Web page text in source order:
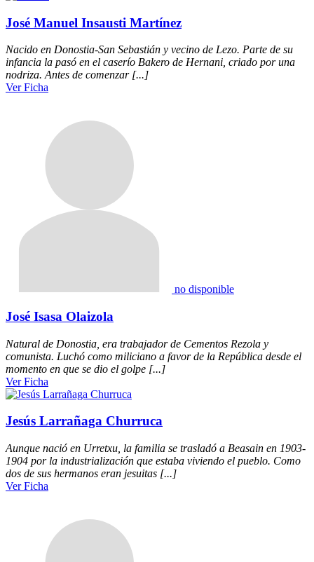
José Manuel Insausti Martínez
Nacido en Donostia-San Sebastián y vecino de Lezo. Parte de su
infancia la pasó en el caserío Bakero de Hernani, criado por una
nodriza. Antes de comenzar [...]
Ver Ficha
no disponible
José Isasa Olaizola
Natural de Donostia, era trabajador de Cementos Rezola y
comunista. Luchó como miliciano a favor de la República desde el
momento en que se dio el golpe [...]
Ver Ficha
Jesús Larrañaga Churruca
Aunque nació en Urretxu, la familia se trasladó a Beasain en 1903-
1904 por la industrialización que estaba viviendo el pueblo. Como
dos de sus hermanos eran jesuitas [...]
Ver Ficha